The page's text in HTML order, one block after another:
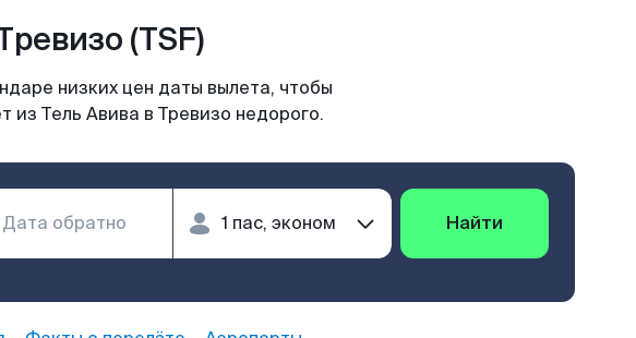
(TSF)
низких цен даты вылета, чтобы
из Тель Авива в Тревизо недорого.
Найти